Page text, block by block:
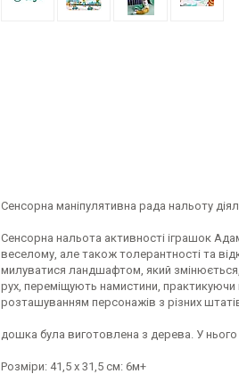
Сенсорна маніпулятивна рада нальоту
Сенсорна нальота активності іграшок
веселому, але також толерантності та
милуватися ландшафтом, який
рух, переміщують намистини,
розташуванням персонажів з різних
дошка була виготовлена з дерева. У нього
Розміри: 41,5 х 31,5 см: 6м+